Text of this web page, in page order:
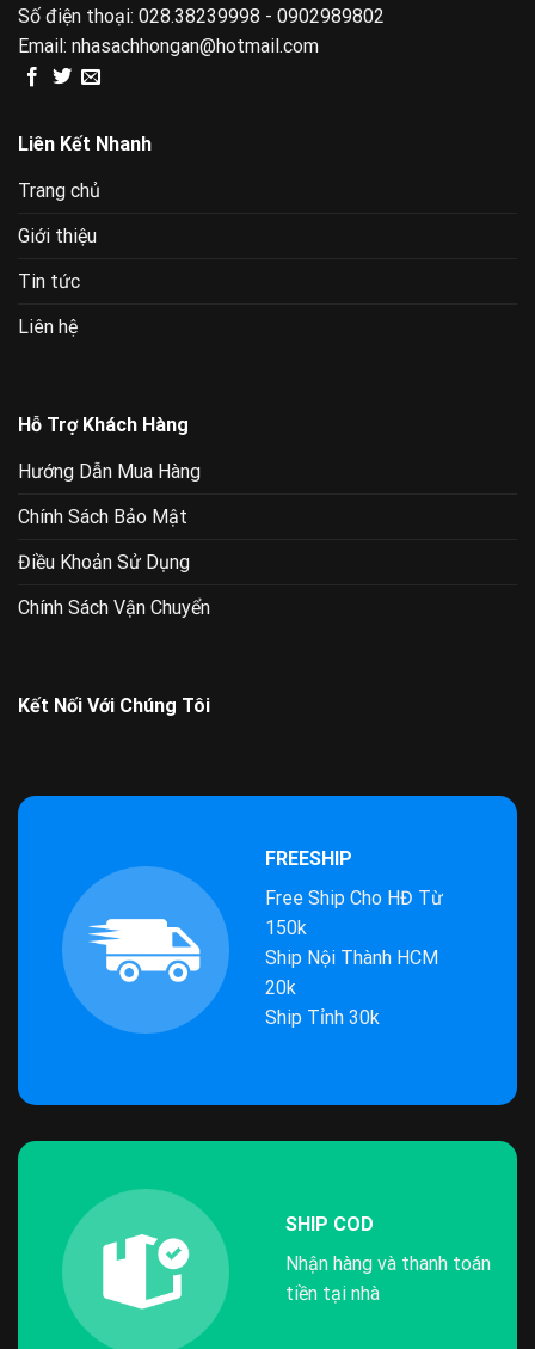
Số điện thoại: 028.38239998 - 0902989802
Email: nhasachhongan@hotmail.com
Liên Kết Nhanh
Trang chủ
Giới thiệu
Tin tức
Liên hệ
Hỗ Trợ Khách Hàng
Hướng Dẫn Mua Hàng
Chính Sách Bảo Mật
Điều Khoản Sử Dụng
Chính Sách Vận Chuyển
Kết Nối Với Chúng Tôi
FREESHIP
Free Ship Cho HĐ Từ
150k
Ship Nội Thành HCM
20k
Ship Tỉnh 30k
SHIP COD
Nhận hàng và thanh toán
tiền tại nhà